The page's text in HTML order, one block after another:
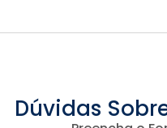
Dúvidas